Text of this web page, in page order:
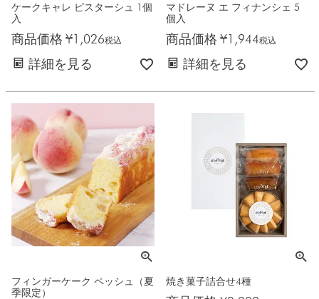
ケークキャレ ピスターシュ 1個
入
商品価格 ¥1,026税込
詳細を見る
マドレーヌ エ フィナンシェ 5
個入
商品価格 ¥1,944税込
詳細を見る
フィンガーケーク ペッシュ（夏
季限定）
焼き菓子詰合せ4種